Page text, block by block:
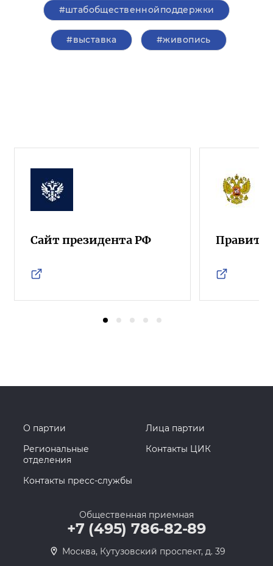
#штабобщественнойподдержки
#выставка #живопись
Сайт президента РФ
О партии
Лица партии
Региональные
отделения
Контакты ЦИК
Контакты пресс-службы
Общественная приемная
+7 (495) 786-82-89
Москва, Кутузовский проспект, д. 39